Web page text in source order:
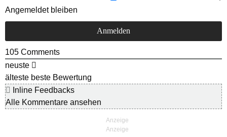
Angemeldet bleiben
105 Comments
neuste
älteste beste Bewertung
Inline Feedbacks
Alle Kommentare ansehen